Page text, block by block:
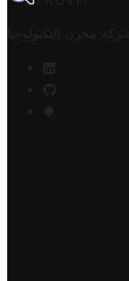
شركة مخزن التكنولوجيا